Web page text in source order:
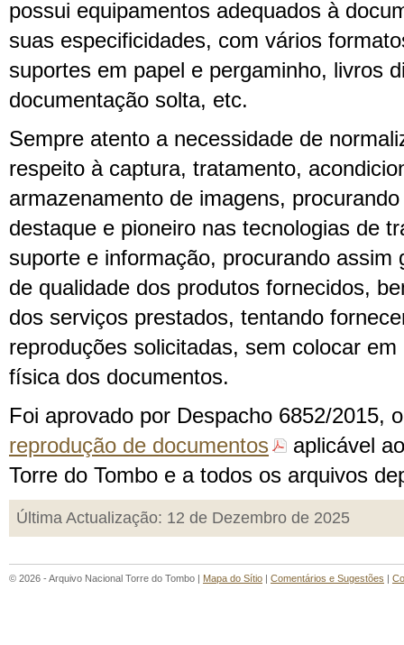
possui equipamentos adequados à
suas especificidades, com vários
suportes em papel e pergaminho, livros
documentação solta, etc.
Sempre atento a necessidade de
respeito à captura, tratamento,
armazenamento de imagens,
destaque e pioneiro nas tecnologias de
suporte e informação, procurando assim
de qualidade dos produtos fornecidos,
dos serviços prestados, tentando
reproduções solicitadas, sem colocar
física dos documentos.
Foi aprovado por Despacho 6852/2015,
reprodução de documentos
aplicável
Torre do Tombo e a todos os arquivos
Última Actualização: 12 de Dezembro de 2025
© 2026 - Arquivo Nacional Torre do Tombo | Mapa do Sítio | Comentários e Sugestões |